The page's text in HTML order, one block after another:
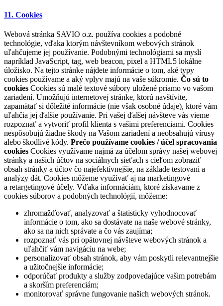
11. Cookies
Webová stránka SAVIO o.z. používa cookies a podobné
technológie, vďaka ktorým návštevníkom webových stránok
uľahčujeme jej používanie. Podobnými technológiami sa myslí
napríklad JavaScript, tag, web beacon, pixel a HTML5 lokálne
úložisko. Na tejto stránke nájdete informácie o tom, aké typy
cookies používame a aký vplyv majú na vaše súkromie. Čo sú to
cookies Cookies sú malé textové súbory uložené priamo vo vašom
zariadení. Umožňujú internetovej stránke, ktorú navštívite,
zapamätať si dôležité informácie (nie však osobné údaje), ktoré vám
uľahčia jej ďalšie používanie. Pri vašej ďalšej návšteve vás vieme
rozpoznať a vytvoriť profil klienta s vašimi preferenciami. Cookies
nespôsobujú žiadne škody na Vašom zariadení a neobsahujú vírusy
alebo škodlivé kódy. Prečo používame cookies / účel spracovania
cookies Cookies využívame najmä za účelom správy našej webovej
stránky a našich účtov na sociálnych sieťach s cieľom zobraziť
obsah stránky a účtov čo najefektívnejšie, na základe testovaní a
analýzy dát. Cookies môžeme využívať aj na marketingové
a retargetingové účely. Vďaka informáciám, ktoré získavame z
cookies súborov a podobných technológií, môžeme:
zhromažďovať, analyzovať a štatisticky vyhodnocovať
informácie o tom, ako sa dostávate na naše webové stránky,
ako sa na nich správate a čo vás zaujíma;
rozpoznať vás pri opätovnej návšteve webových stránok a
uľahčiť vám navigáciu na webe;
personalizovať obsah stránok, aby vám poskytli relevantnejšie
a užitočnejšie informácie;
odporúčať produkty a služby zodpovedajúce vašim potrebám
a skorším preferenciám;
monitorovať správne fungovanie našich webových stránok.